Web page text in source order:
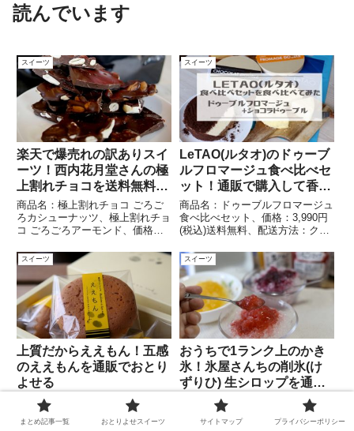
読んでいます
スイーツ
楽天で爆売れの訳ありスイ
ーツ！西内花月堂さんの極
上割れチョコを送料無料の
通販でおとりよせる
商品名：極上割れチョコ ごろご
ろカシューナッツ、極上割れチョ
コ ごろごろアーモンド、価格：
法：常温便、販売期間：通年、公
式サイト：
https://www.rakuten.ne.jp/gold/nis
hiuchikagetsudo/
スイーツ
LeTAO(ルタオ)のドゥーブ
ルフロマージュ食べ比べセ
ット！通販で購入して香り
と食感の違いを楽しむ
商品名：ドゥーブルフロマージュ
食べ比べセット、価格：3,990円
(税込)送料無料、配送方法：クー
ト：https://shop.letao.jp/、購入
サイト：
https://item.rakuten.co.jp/letao/f8
08/
スイーツ
上質だからええもん！五感
のええもんを通販でおとり
よせる
商品名：ええもん5個入、価格：
972円（税込）、配送方法：常温
便、販売期間：通年、公式サイ
スイーツ
おうちで1ランク上のかき
氷！氷屋さんちの削氷(け
ずりひ) 生シロップを通販
でおとりよせる
商品名：かき氷シロップ バラエ
ティーセット、価格：「氷屋さん
の削氷 生シロップ」と「フルー
まとめ記事一覧 おとりよせスイーツ サイトマップ プライバシーポリシー